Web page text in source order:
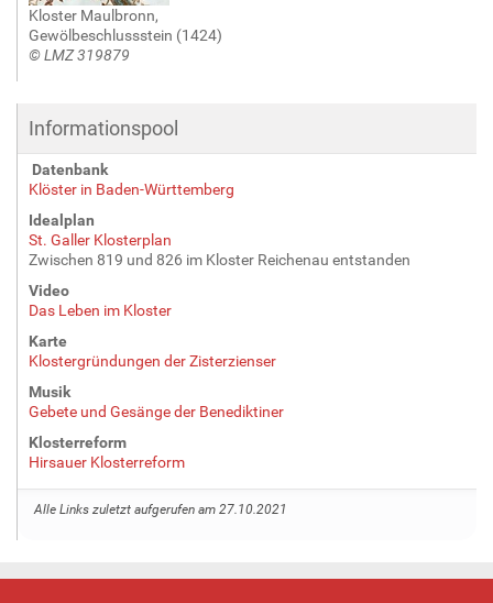
Kloster Maulbronn,
Gewölbeschlussstein (1424)
© LMZ 319879
Informationspool
Datenbank
Klöster in Baden-Württemberg
Idealplan
St. Galler Klosterplan
Zwischen 819 und 826 im Kloster Reichenau entstanden
Video
Das Leben im Kloster
Karte
Klostergründungen der Zisterzienser
Musik
Gebete und Gesänge der Benediktiner
Klosterreform
Hirsauer Klosterreform
Alle Links zuletzt aufgerufen am 27.10.2021